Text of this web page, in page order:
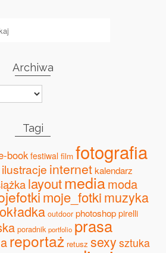
Archiwa
Tagi
book festiwal film fotografia
ilustracje internetkalendarz
layoutmediamoda
moje_fotkimuzyka
okładka outdoor photoshoppirelli
poradnik portfolio prasa
reportaż retusz sexy sztuka